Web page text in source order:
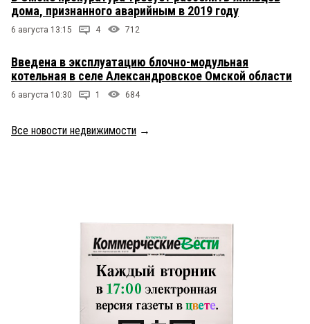
дома, признанного аварийным в 2019 году
6 августа 13:15 4 712
Введена в эксплуатацию блочно-модульная
котельная в селе Александровское Омской области
6 августа 10:30 1 684
Все новости недвижимости →